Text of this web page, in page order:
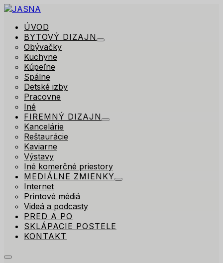
ÚVOD
BYTOVÝ DIZAJN
Obývačky
Kuchyne
Kúpeľne
Spálne
Detské izby
Pracovne
Iné
FIREMNÝ DIZAJN
Kancelárie
Reštaurácie
Kaviarne
Výstavy
Iné komerčné priestory
MEDIÁLNE ZMIENKY
Internet
Printové médiá
Videá a podcasty
PRED A PO
SKLÁPACIE POSTELE
KONTAKT